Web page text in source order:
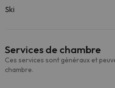
Ski
Services de chambre
Ces services sont généraux et
chambre.